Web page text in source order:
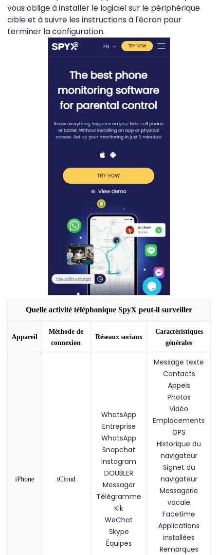
vous oblige à installer le logiciel sur le périphérique
cible et à suivre les instructions à l'écran pour
terminer la configuration.
Quelle activité téléphonique SpyX peut-il surveiller
Appareil
Méthode de
connexion
Réseaux sociaux
Caractéristiques
générales
iPhone iCloud
WhatsApp
Entreprise
WhatsApp
Snapchat
Instagram
DOUBLER
Messager
Télégramme
Kik
WeChat
Skype
Équipes
Message texte
Contacts
Appels
Photos
Vidéo
Emplacements
GPS
Historique du
navigateur
Signet du
navigateur
Messagerie
vocale
Facetime
Applications
installées
Remarques